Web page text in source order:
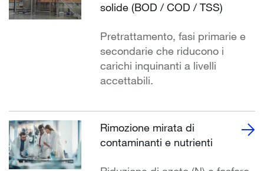
solide (BOD / COD / TSS)
Pretrattamento, fasi primarie e
secondarie che riducono i
carichi inquinanti a livelli
accettabili.
Rimozione mirata di
contaminanti e nutrienti